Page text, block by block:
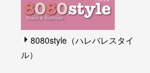
8080style（ハレバレスタイ
ル）